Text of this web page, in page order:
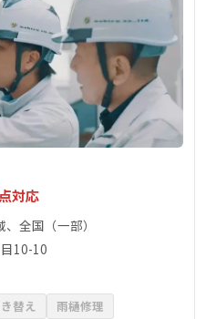
対応
全国（一部）
10-10
替え
雨樋修理